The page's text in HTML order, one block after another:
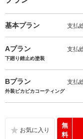
基本プラン 支払
Aプラン 支払
下廻り錆止め塗装
Bプラン 支払
外装ピカピカコーティング
無
料